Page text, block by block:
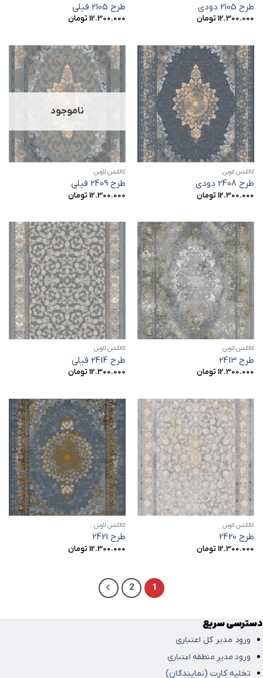
طرح 2105 دودی
12.300.000تومان
طرح 2105 فیلی
12.300.000تومان
کالکشن لاوین
طرح 2408 دودی
12.300.000تومان
ناموجود
کالکشن لاوین
طرح 2409 فیلی
12.300.000تومان
کالکشن لاوین
طرح 2413
12.300.000تومان
کالکشن لاوین
طرح 2414 فیلی
12.300.000تومان
کالکشن لاوین
طرح 2420
12.300.000تومان
کالکشن لاوین
طرح 2421
12.300.000تومان
1
2
دسترسی سریع
ورود مدیر کل اعتباری
ورود مدیر منطقه اعتباری
تخلیه کارت (نمایندگان)